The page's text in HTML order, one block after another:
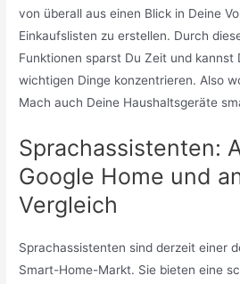
von überall aus einen Blick in Deine
Einkaufslisten zu erstellen. Durch
Funktionen sparst Du Zeit und kannst
wichtigen Dinge konzentrieren. Also
Mach auch Deine Haushaltsgeräte
Sprachassistenten:
Google Home und
Vergleich
Sprachassistenten sind derzeit einer
Smart-Home-Markt. Sie bieten eine